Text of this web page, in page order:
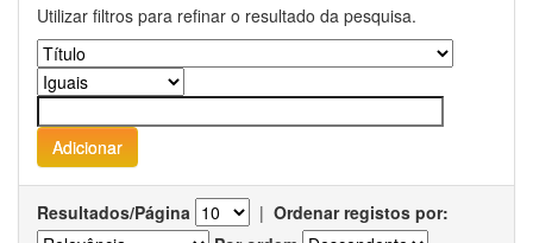
Utilizar filtros para refinar o resultado da pesquisa.
Resultados/Página | Ordenar registos por: